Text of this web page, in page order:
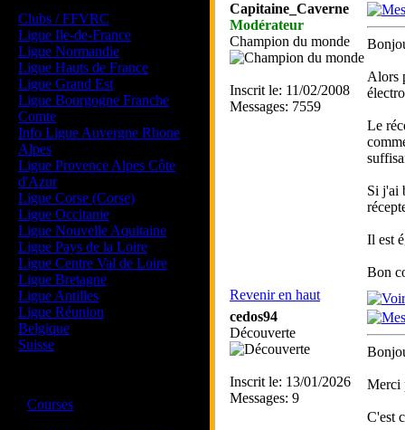
Clubs / FFVRC
Ligue Ile-de-France
Ligue Normandie
Ligue Hauts de France
Ligue Grand Est
Ligue Bourgogne Franche
Comte
Info Ligue Auvergne Rhone
Alpes
Ligue Provence Alpes Côte
d'Azur
Ligue Corse (Corse)
Ligue Occitanie
Ligue Nouvelle Aquitaine
Ligue Pays de la Loire
Ligue Centre Val de Loire
Ligue Bretagne
Ligue Antilles
Ligue Réunion
Belgique
Suisse
Courses
Capitaine_Caverne
Modérateur
Champion du monde
Inscrit le: 11/02/2008
Messages: 7559
Alors
Le
Si j'ai
Il est
Bon
Revenir en haut
cedos94
Découverte
Inscrit le: 13/01/2026
Messages: 9
Merci
C'est